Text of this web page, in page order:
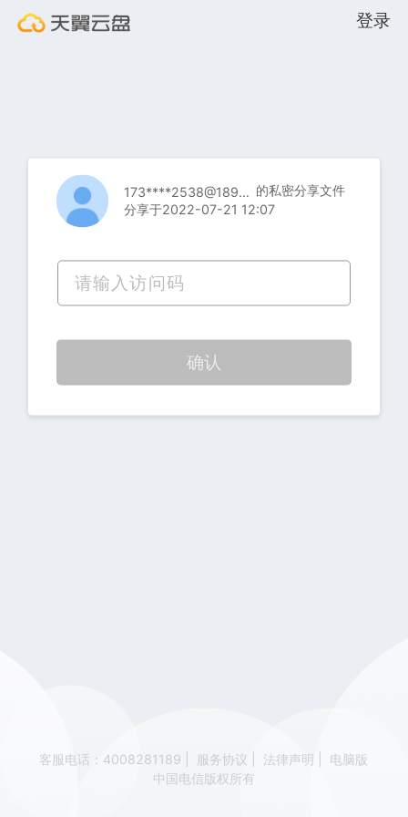
登录
173****2538@189.cn 的私密分享文件
分享于2022-07-21 12:07
确认
客服电话：4008281189 服务协议 法律声明
电脑版
中国电信版权所有